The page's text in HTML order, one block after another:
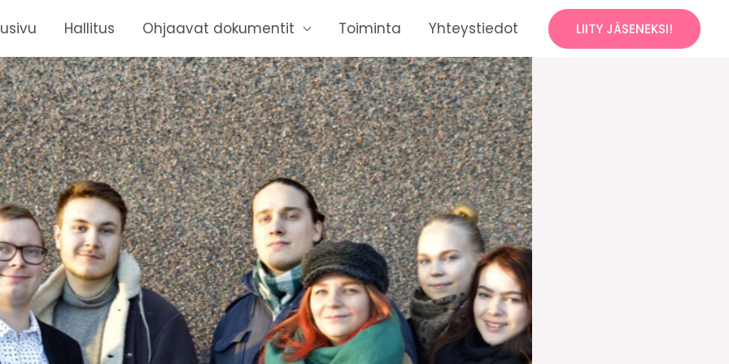
Hallitus Ohjaavat dokumentit Toiminta Yhteystiedot LIITY JÄSENEKSI!